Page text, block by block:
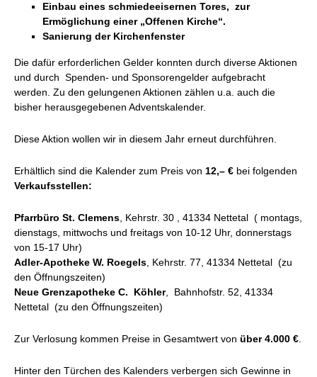
Einbau eines schmiedeeisernen Tores, zur
Ermöglichung einer „Offenen Kirche“.
Sanierung der Kirchenfenster
Die dafür erforderlichen Gelder konnten durch diverse Aktionen
und durch Spenden- und Sponsorengelder aufgebracht
werden. Zu den gelungenen Aktionen zählen u.a. auch die
bisher herausgegebenen Adventskalender.
Diese Aktion wollen wir in diesem Jahr erneut durchführen.
Erhältlich sind die Kalender zum Preis von 12,– € bei folgenden
Verkaufsstellen:
Pfarrbüro St. Clemens , Kehrstr. 30 , 41334 Nettetal ( montags,
dienstags, mittwochs und freitags von 10-12 Uhr, donnerstags
von 15-17 Uhr)
Adler-Apotheke W. Roegels , Kehrstr. 77, 41334 Nettetal (zu
den Öffnungszeiten)
Neue Grenzapotheke C. Köhler, Bahnhofstr. 52, 41334
Nettetal (zu den Öffnungszeiten)
Zur Verlosung kommen Preise in Gesamtwert von über 4.000 €
Hinter den Türchen des Kalenders verbergen sich Gewinne in